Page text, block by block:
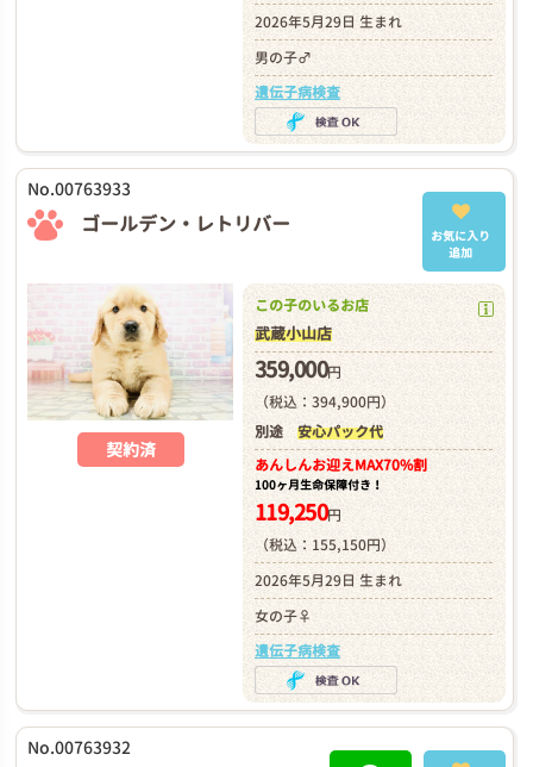
2026年5月29日 生まれ
男の子♂
遺伝子病検査
No.00763933
ゴールデン・レトリバー
お気に入り
追加
契約済
この子のいるお店
武蔵小山店
359,000円
（税込：394,900円）
別途 安心パック代
あんしんお迎えMAX70%割
100ヶ月生命保障付き！
119,250円
（税込：155,150円）
2026年5月29日 生まれ
女の子♀
遺伝子病検査
No.00763932